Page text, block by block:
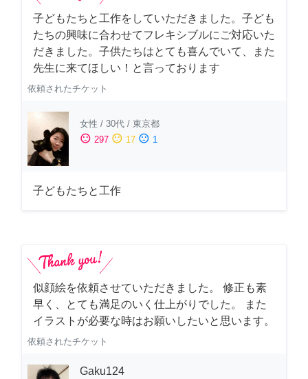
子どもたちと工作をしていただきました。子ども
たちの興味に合わせてフレキシブルにご対応いた
だきました。子供たちはとても喜んでいて、また
先生に来てほしい！と言っております
依頼されたチケット
女性 / 30代 / 東京都
sentiment_satisfied 297 sentiment_neutral 17 sentiment_dissatisfied 1
子どもたちと工作
似顔絵を依頼させていただきました。 修正も素
早く、とても満足のいく仕上がりでした。 また
イラストが必要な時はお願いしたいと思います。
依頼されたチケット
Gaku124